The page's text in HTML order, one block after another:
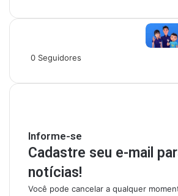
0 Seguidores
Informe-se
Cadastre seu e-mail
notícias!
Você pode cancelar a qualquer